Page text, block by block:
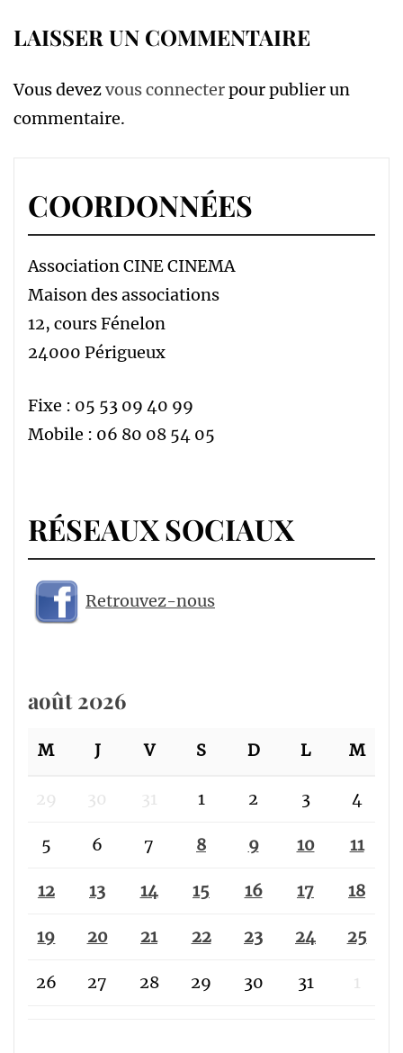
LAISSER UN COMMENTAIRE
Vous devezvous connecterpour publier un
commentaire.
COORDONNÉES
Association CINE CINEMA
Maison des associations
12, cours Fénelon
24000 Périgueux
Fixe : 05 53 09 40 99
Mobile : 06 80 08 54 05
RÉSEAUX SOCIAUX
Retrouvez-nous
août 2026
M J V S D L M
29 30 31 1 2 3 4
5 6 7 8 9 10 11
12 13 14 15 16 17 18
19 20 21 22 23 24 25
26 27 28 29 30 31 1